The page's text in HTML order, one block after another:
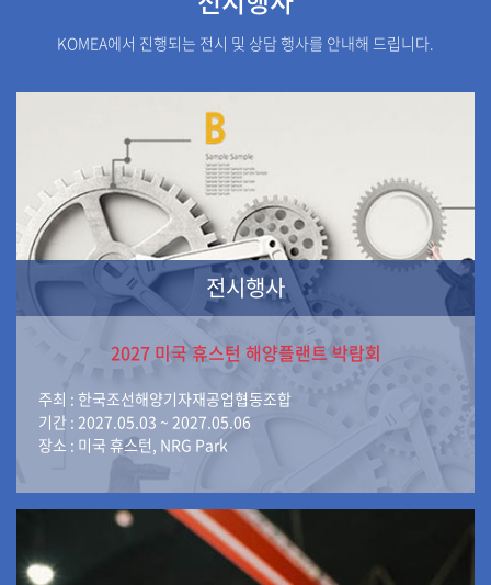
KOMEA에서 진행되는 전시 및 상담 행사를 안내해 드립니다.
전시행사
2027 미국 휴스턴 해양플랜트 박람회
주최 : 한국조선해양기자재공업협동조합
기간 : 2027.05.03 ~ 2027.05.06
장소 : 미국 휴스턴, NRG Park